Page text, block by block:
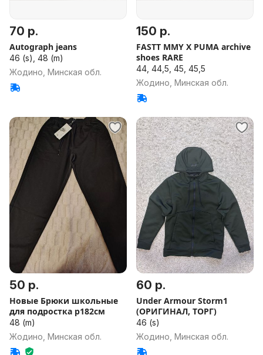
70 р.
Autograph jeans
46 (s), 48 (m)
Жодино, Минская обл.
150 р.
FASTT MMY X PUMA archive
shoes RARE
44, 44,5, 45, 45,5
Жодино, Минская обл.
50 р.
Новые Брюки школьные
для подростка р182см
48 (m)
Жодино, Минская обл.
60 р.
Under Armour Storm1
(ОРИГИНАЛ, ТОРГ)
46 (s)
Жодино, Минская обл.